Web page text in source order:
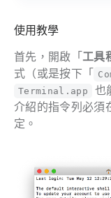
使用教學
首先，開啟「 工具
式（或是按下「
Terminal.app
也
介紹的指令列必須
定。